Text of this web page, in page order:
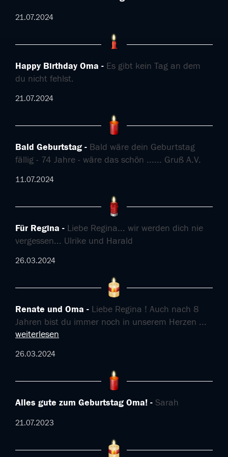
21.07.2024
Happy Birthday Oma
Es gibt kein Tag an dem
du nicht fehlst.
21.07.2024
Bald Geburtstag
Bald wäre dein Geburtstag
fällig - 74 Jahre - wäre das schön ...... Gruß A.V.
11.07.2024
Für Regina
Liebe Regina... wir werden dich nie
vergessen... Ulrike und Harald
26.03.2024
Renate und Oma
Liebe Regina ! Auch nach 8
Jahren bist du immer noch in unserem Herzen ...
weiterlesen
26.03.2024
Alles gute zum Geburtstag Oma! Sarah
21.07.2023